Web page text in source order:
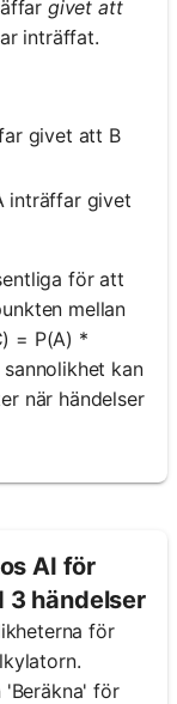
givet att
inträffat.
givet att B
inträffar givet
för att
mellan
= P(A) *
kan
när händelser
AI för
3 händelser
för
'Beräkna' för